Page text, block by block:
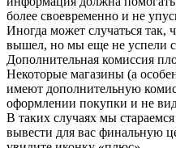
более своевременно и не
Иногда может случаться так,
вышел, но мы еще не успели
Дополнительная комиссия
Некоторые магазины (а
имеют дополнительную
оформлении покупки и не
В таких случаях мы
вывести для вас финальную